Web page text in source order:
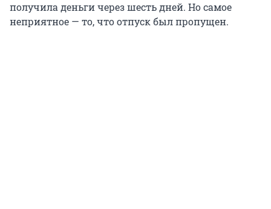
получила деньги через шесть дней. Но самое
неприятное — то, что отпуск был пропущен.